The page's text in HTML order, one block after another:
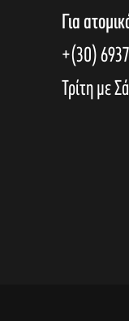
Για
+(30)
Τρίτη με